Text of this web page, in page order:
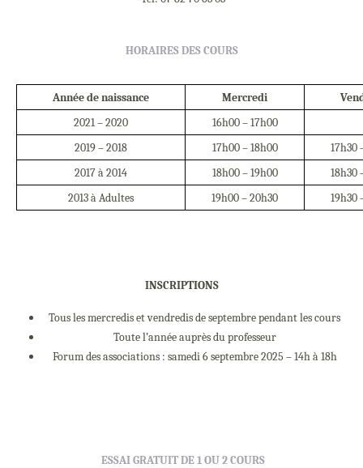
HORAIRES DESCOURS
Année denaissance Mercredi
2021 –2020 16h00 –17h00
2019 –2018 17h00 –18h00
17h30
2017 à2014 18h00 –19h00
18h30
2013 àAdultes 19h00 –20h30 19h30
INSCRIPTIONS
Tous les mercredis et vendredis de septembre pendant lescours
Toute l’année auprès duprofesseur
Forum des associations : samedi 6 septembre 2025 – 14h à18h
ESSAI GRATUIT DE 1 OU 2COURS